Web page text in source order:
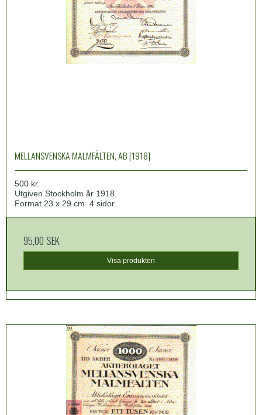
MELLANSVENSKA MALMFÄLTEN, AB [1918]
500 kr.
Utgiven Stockholm år 1918.
Format 23 x 29 cm. 4 sidor.
95,00 SEK
Visa produkten